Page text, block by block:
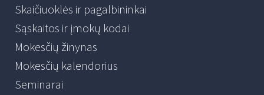
Skaičiuoklės ir pagalbininkai
Sąskaitos ir įmokų kodai
Mokesčių žinynas
Mokesčių kalendorius
Seminarai